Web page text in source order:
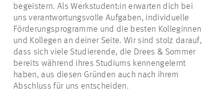
STELLENANGEBOTE
begeistern. AlsWerkstudent:in erwarten dich bei
uns verantwortungsvolle Aufgaben, individuelle
Förderungsprogramme und die besten Kolleginnen
und Kollegen an deiner Seite. Wir sind stolz darauf,
dass sich viele Studierende, die Drees & Sommer
bereits während ihres Studiums kennengelernt
haben, aus diesen Gründen auch nach ihrem
Abschluss für uns entscheiden.